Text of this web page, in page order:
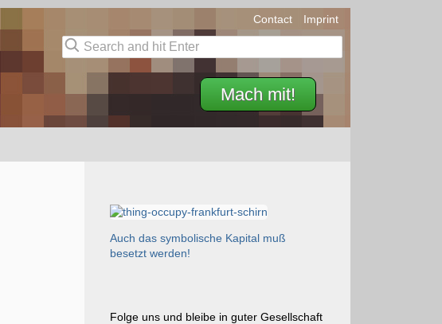
Mach mit!
Contact Imprint
Auch das symbolische Kapital muß
besetzt werden!
Folge uns und bleibe in guter Gesellschaft